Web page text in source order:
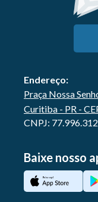
Endereço:
Praça Nossa
Curitiba - PR -
CNPJ:
Baixe nosso